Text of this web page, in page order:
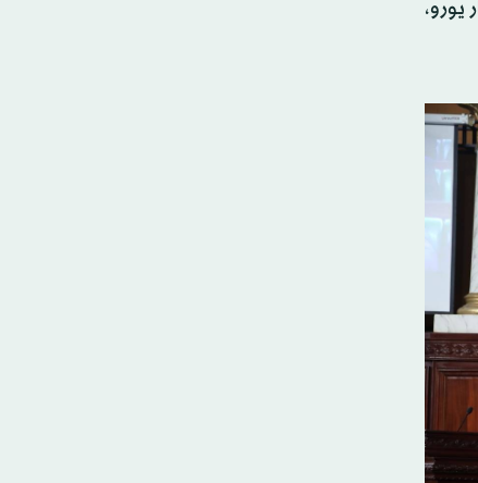
لإعادة الإعمار والتنمية في تونس منذ عام 2012، أكثر من 2.1 مليار يورو،